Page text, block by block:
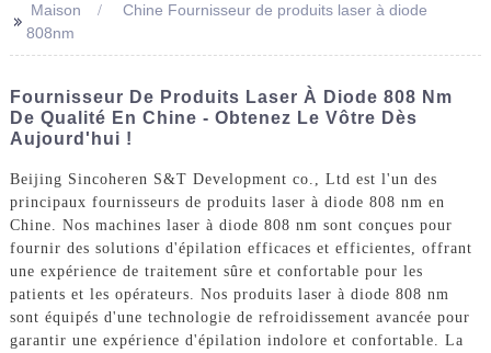
>> Maison
Chine Fournisseur de produits laser à diode
808nm
Fournisseur De Produits Laser À Diode 808 Nm
De Qualité En Chine - Obtenez Le Vôtre Dès
Aujourd'hui !
Beijing Sincoheren S&T Development co., Ltd est l'un des
principaux fournisseurs de produits laser à diode 808 nm en
Chine. Nos machines laser à diode 808 nm sont conçues pour
fournir des solutions d'épilation efficaces et efficientes, offrant
une expérience de traitement sûre et confortable pour les
patients et les opérateurs. Nos produits laser à diode 808 nm
sont équipés d'une technologie de refroidissement avancée pour
garantir une expérience d'épilation indolore et confortable. La